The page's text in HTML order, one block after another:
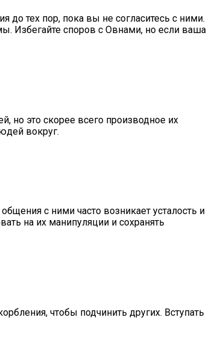
тех пор, пока вы не согласитесь с ними.
Избегайте споров с Овнами, но если ваша
но это скорее всего производное их
вокруг.
с ними часто возникает усталость и
на их манипуляции и сохранять
чтобы подчинить других. Вступать